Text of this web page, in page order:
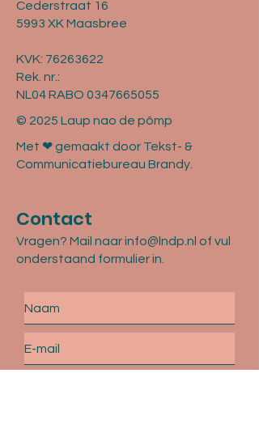
Cederstraat 16
5993 XK Maasbree
KVK: 76263622
Rek. nr.:
NL04 RABO 0347665055
© 2025 Laup nao de pômp
Met ❤ gemaakt door Tekst- &
Communicatiebureau Brandy.
Contact
Vragen? Mail naarinfo@lndp.nl of vul
onderstaand formulier in.